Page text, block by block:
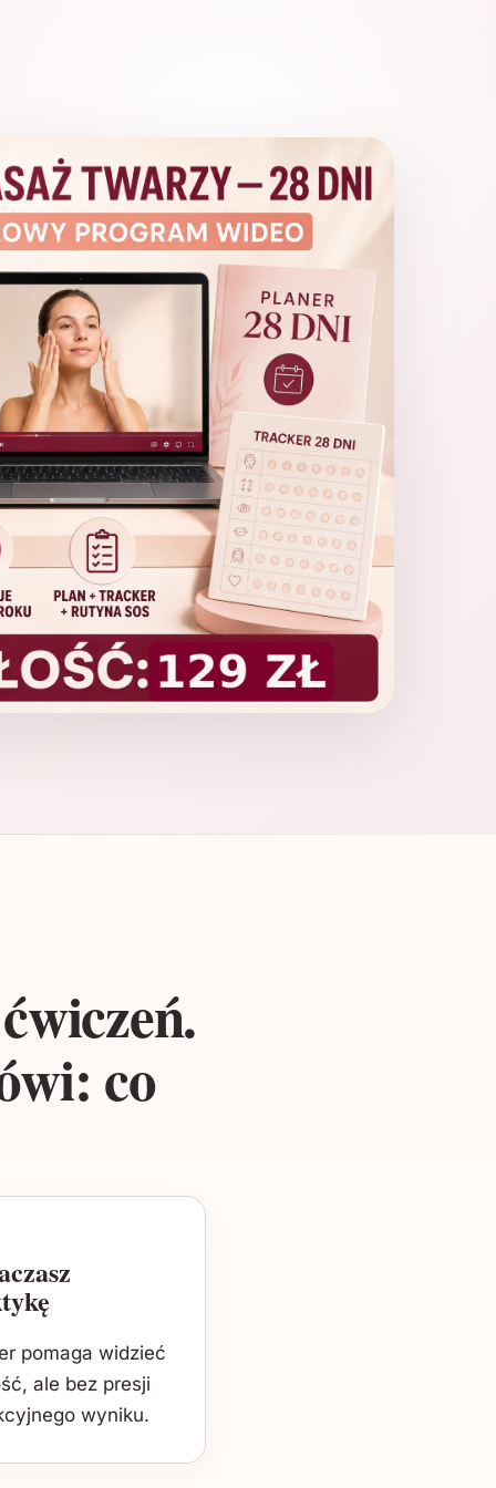
co
pomaga widzieć
ale bez presji
wyniku.